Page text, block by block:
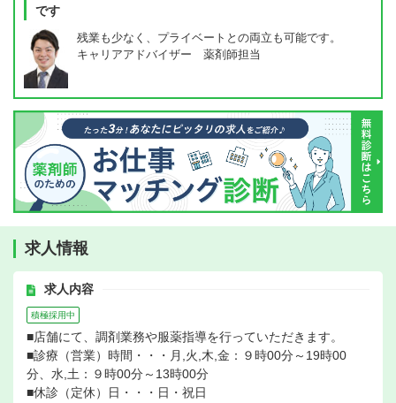
です
残業も少なく、プライベートとの両立も可能です。
キャリアアドバイザー 薬剤師担当
求人情報
求人内容
積極採用中
■店舗にて、調剤業務や服薬指導を行っていただきます。
■診療（営業）時間・・・月,火,木,金：９時00分～19時00
分、水,土：９時00分～13時00分
■休診（定休）日・・・日・祝日